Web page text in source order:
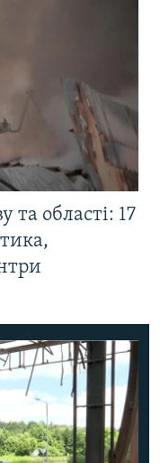
області: 17